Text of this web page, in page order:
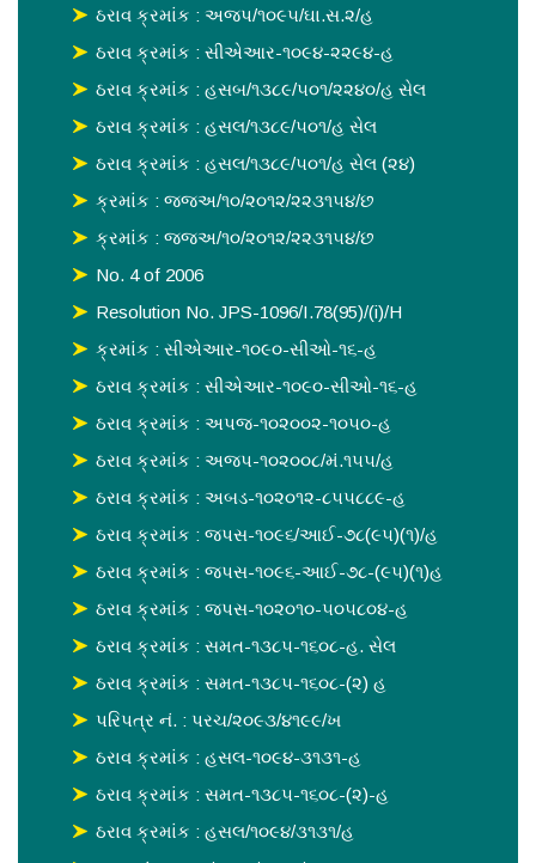
ઠરાવ ક્રમાંક : અજપ/૧૦૯૫/ઘા.સ.૨/હ
ઠરાવ ક્રમાંક : સીએઆર-૧૦૯૪-૨૨૯૪-હ
ઠરાવ ક્રમાંક : હસબ/૧૩૮૯/૫૦૧/૨૨૪૦/હ સેલ
ઠરાવ ક્રમાંક : હસલ/૧૩૮૯/૫૦૧/હ સેલ
ઠરાવ ક્રમાંક : હસલ/૧૩૮૯/૫૦૧/હ સેલ (૨૪)
ક્રમાંક : જજઅ/૧૦/૨૦૧૨/૨૨૩૧૫૪/છ
ક્રમાંક : જજઅ/૧૦/૨૦૧૨/૨૨૩૧૫૪/છ
No. 4 of 2006
Resolution No. JPS-1096/I.78(95)/(i)/H
ક્રમાંક : સીએઆર-૧૦૯૦-સીઓ-૧૬-હ
ઠરાવ ક્રમાંક : સીએઆર-૧૦૯૦-સીઓ-૧૬-હ
ઠરાવ ક્રમાંક : અપજ-૧૦૨૦૦૨-૧૦૫૦-હ
ઠરાવ ક્રમાંક : અજપ-૧૦૨૦૦૮/મં.૧૫૫/હ
ઠરાવ ક્રમાંક : અબડ-૧૦૨૦૧૨-૮૫૫૮૮૯-હ
ઠરાવ ક્રમાંક : જપસ-૧૦૯૬/આઈ-૭૮(૯૫)(૧)/હ
ઠરાવ ક્રમાંક : જપસ-૧૦૯૬-આઈ-૭૮-(૯૫)(૧)હ
ઠરાવ ક્રમાંક : જપસ-૧૦૨૦૧૦-૫૦૫૮૦૪-હ
ઠરાવ ક્રમાંક : સમત-૧૩૮૫-૧૬૦૮-હ. સેલ
ઠરાવ ક્રમાંક : સમત-૧૩૮૫-૧૬૦૮-(૨) હ
પરિપત્ર નં. : પરચ/૨૦૯૩/૪૧૯૯/ખ
ઠરાવ ક્રમાંક : હસલ-૧૦૯૪-૩૧૩૧-હ
ઠરાવ ક્રમાંક : સમત-૧૩૮૫-૧૬૦૮-(૨)-હ
ઠરાવ ક્રમાંક : હસલ/૧૦૯૪/૩૧૩૧/હ